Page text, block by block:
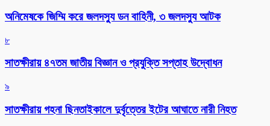
অনিমেষকে জিম্মি করে জলদস্যু ডন বাহিনী, ৩ জলদস্যু আটক
৮
সাতক্ষীরায় ৪৭তম জাতীয় বিজ্ঞান ও প্রযুক্তি সপ্তাহ উদ্বোধন
৯
সাতক্ষীরায় গহনা ছিনতাইকালে দুর্বৃত্তের ইটের আঘাতে নারী নিহত